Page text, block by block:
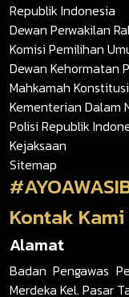
Republik Indonesia
Dewan Perwakilan
Komisi Pemilihan
Dewan Kehormatan
Mahkamah Konstitusi
Kementerian Dalam
Polisi Republik
Kejaksaan
Sitemap
Kontak Kami
Alamat
Badan Pengawas
Merdeka Kel. Pasar